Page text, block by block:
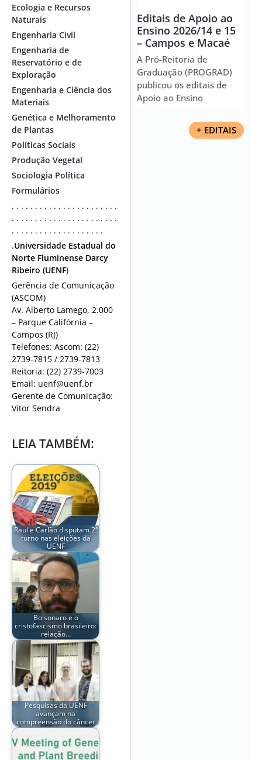
Ecologia e Recursos
Naturais
Engenharia Civil
Engenharia de
Reservatório e de
Exploração
Engenharia e Ciência dos
Materiais
Genética e Melhoramento
de Plantas
Políticas Sociais
Produção Vegetal
Sociologia Política
Formulários
. . . . . . . . . . . . . . . . . . . . . . .
. . . . . . . . . . . . . . . . . . . . . . .
. . . . . . . . . . . . . . . . . . . .
.Universidade Estadual do
Norte Fluminense Darcy
Ribeiro (UENF)
Gerência de Comunicação
(ASCOM)
Av. Alberto Lamego, 2.000
– Parque Califórnia –
Campos (RJ)
Telefones: Ascom: (22)
2739-7815 / 2739-7813
Reitoria: (22) 2739-7003
Email: uenf@uenf.br
Gerente de Comunicação:
Vitor Sendra
LEIA TAMBÉM:
Raul e Carlão disputam 2ª
turno nas eleições da
UENF
Bolsonaro e o
cristofascismo brasileiro:
relação…
Pesquisas da UENF
avançam na
compreensão do câncer
Editais de Apoio ao
Ensino 2026/14 e 15
– Campos e Macaé
A Pró-Reitoria de
Graduação (PROGRAD)
publicou os editais de
Apoio ao Ensino
+ EDITAIS